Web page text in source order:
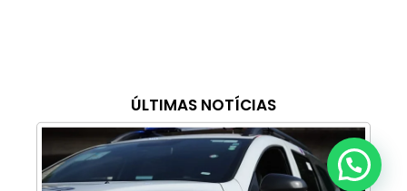
ÚLTIMAS NOTÍCIAS
Anunciar ou recomendar matéria